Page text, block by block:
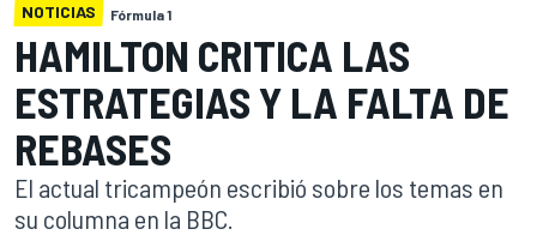
NOTICIAS Fórmula 1
HAMILTON CRITICA LAS
ESTRATEGIAS Y LA FALTA DE
REBASES
El actual tricampeón escribió sobre los temas en
su columna en la BBC.